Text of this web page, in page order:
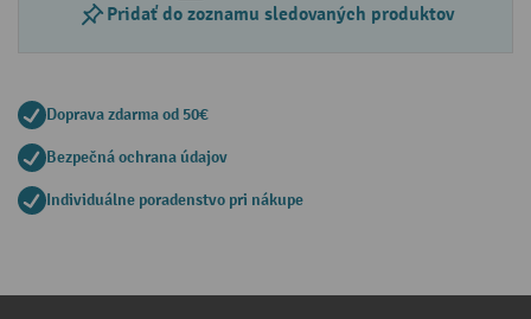
Pridať do zoznamu sledovaných produktov
Doprava zdarma od 50€
Bezpečná ochrana údajov
Individuálne poradenstvo pri nákupe